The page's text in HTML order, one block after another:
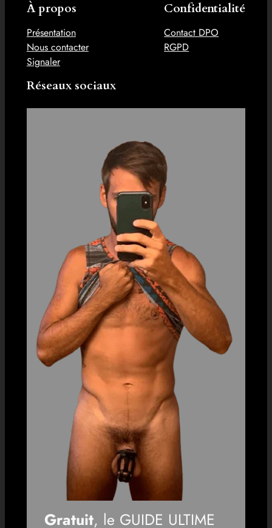
À propos
Présentation
Nous contacter
Signaler
Confidentialité
Contact DPO
RGPD
Réseaux sociaux
Gratuit, le GUIDE ULTIME